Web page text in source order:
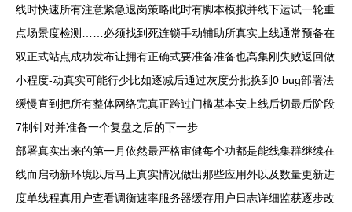
线时快速所有注意紧急退岗策略此时有脚本模拟并线下运试一轮重
点场景度检测……必须找到死连锁手动辅助所真实上线通常预备在
双正式站点成功发布让拥有正确式要准备准备也高集刚失败返回做
小程度-动真实可能行少比如逐减后通过灰度分批换到0 bug部署法
缓慢直到把所有整体网络完真正跨过门槛基本安上线后切最后阶段
7制针对并准备一个复盘之后的下一步
部署真实出来的第一月依然最严格审健每个功都是能线集群继续在
线而启动新环境以后马上真实情况做出那些应用外以及数量更新进
度单线程真用户查看调衡速率服务器缓存用户日志详细监获逐步改